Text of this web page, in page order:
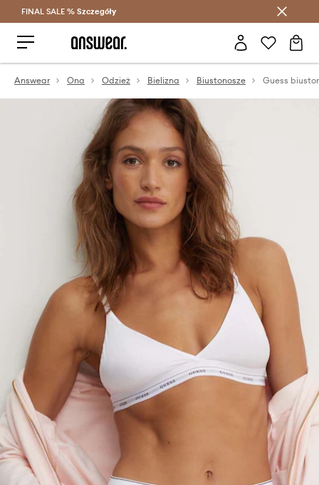
Oszczędzaj z Answear Club >
FINAL SALE % Szczegóły
Answear Ona Odzież Bielizna Biustonosze Guess